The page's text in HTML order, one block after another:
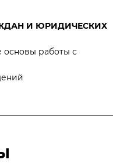
И ЮРИДИЧЕСКИХ
работы с